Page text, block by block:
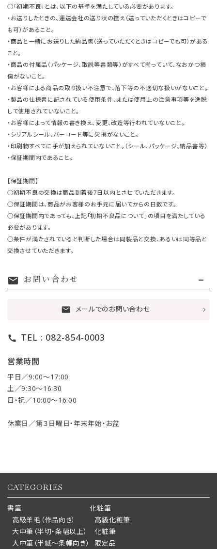
○「初期不良」とは、以下の基準を満たしている必要があります。
・お送りしたときの、運送会社の送り状の控え（送っていただくときはコピーで
も可）があること。
・商品と一緒にお送りした納品書（送っていただくときはコピーでも可）がある
こと。
・商品の付属品（パッケージ、取説等書類等）がすべて揃っていて、なおかつ損
傷がないこと。
・お客様による商品の取り扱い不注意で、落下等の不適切な扱いがないこと。
・製品の仕様書に記されている使用条件、または使用上の注意事項等を逸脱
して使用されていないこと。
・お客様によって情報の書き換え、変更、改造等行われていないこと。
・シリアルシール、バーコード等に欠損がないこと。
・印刷物すべてに手が加えられていないこと。（シール、パッケージ、納品書等）
・保証期間内であること。
【保証期間】
○初期不良の交換は商品到着後7日以内とさせていただきます。
○保証期間は、商品がお客様のお手元に届いてからの日数です。
○保証期間内であっても、上記「初期不良品について」の項目を満たしている
必要があります。
○条件が満たされていると判断した場合は同製品と交換、あるいは同等品と
交換させていただきます。
mail お問い合わせ
mail メールでのお問い合わせ
call TEL : 082-854-0003
営業時間
平日／9:00〜17:00
土／9:30〜16:30
日・祝／10:00〜16:00
休業日／第３日曜日・年末年始・お盆
CATEGORIES
書筆
高級羊毛（作品向き）
大中筆（半切・条幅以上）
大中筆（半紙～条幅向き）
化粧筆
高級化粧筆
化粧筆
限定品